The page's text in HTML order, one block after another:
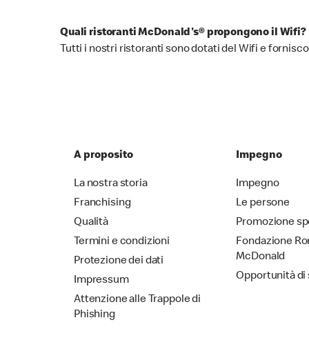
Quali ristoranti McDonald's® propongono il Wifi?
Tutti i nostri ristoranti sono dotati del Wifi e
A proposito
La nostra storia
Franchising
Qualità
Termini e condizioni
Protezione dei dati
Impressum
Attenzione alle Trappole di
Phishing
Impegno
Impegno
Le persone
Promozione
Fondazione
McDonald
Opportunità di